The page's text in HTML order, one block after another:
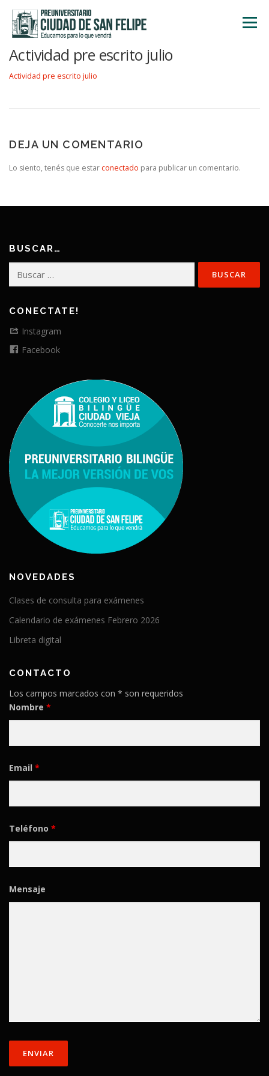
contenido
Menú
Actividad pre escrito julio
Actividad pre escrito julio
DEJA UN COMENTARIO
Lo siento, tenés que estar conectado para publicar un comentario.
BUSCAR…
CONECTATE!
Instagram
Facebook
NOVEDADES
Clases de consulta para exámenes
Calendario de exámenes Febrero 2026
Libreta digital
CONTACTO
Los campos marcados con * son requeridos
Nombre *
Email *
Teléfono *
Mensaje